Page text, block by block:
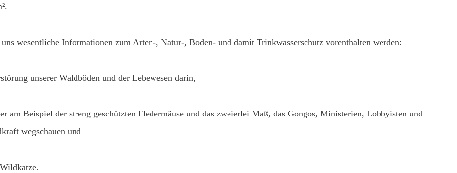
wesentliche Informationen zum Arten-, Natur-, Boden- und damit Trinkwasserschutz vorenthalten werden:
unserer Waldböden und der Lebewesen darin,
am Beispiel der streng geschützten Fledermäuse und das zweierlei Maß, das Gongos, Ministerien, Lobbyisten und
wegschauen und